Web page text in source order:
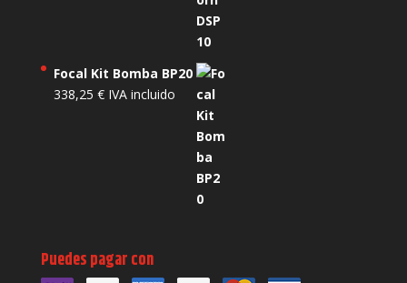
Focal Kit Bomba BP20
338,25 € IVA incluido
Puedes pagar con